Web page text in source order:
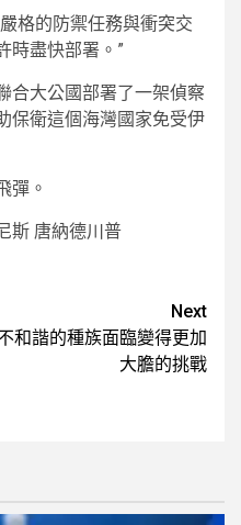
格的防禦任務與衝突交
時盡快部署。”
合大公國部署了一架偵察
保衛這個海灣國家免受伊
彈。
斯 唐納德川普
Next
和諧的種族面臨變得更加
大膽的挑戰